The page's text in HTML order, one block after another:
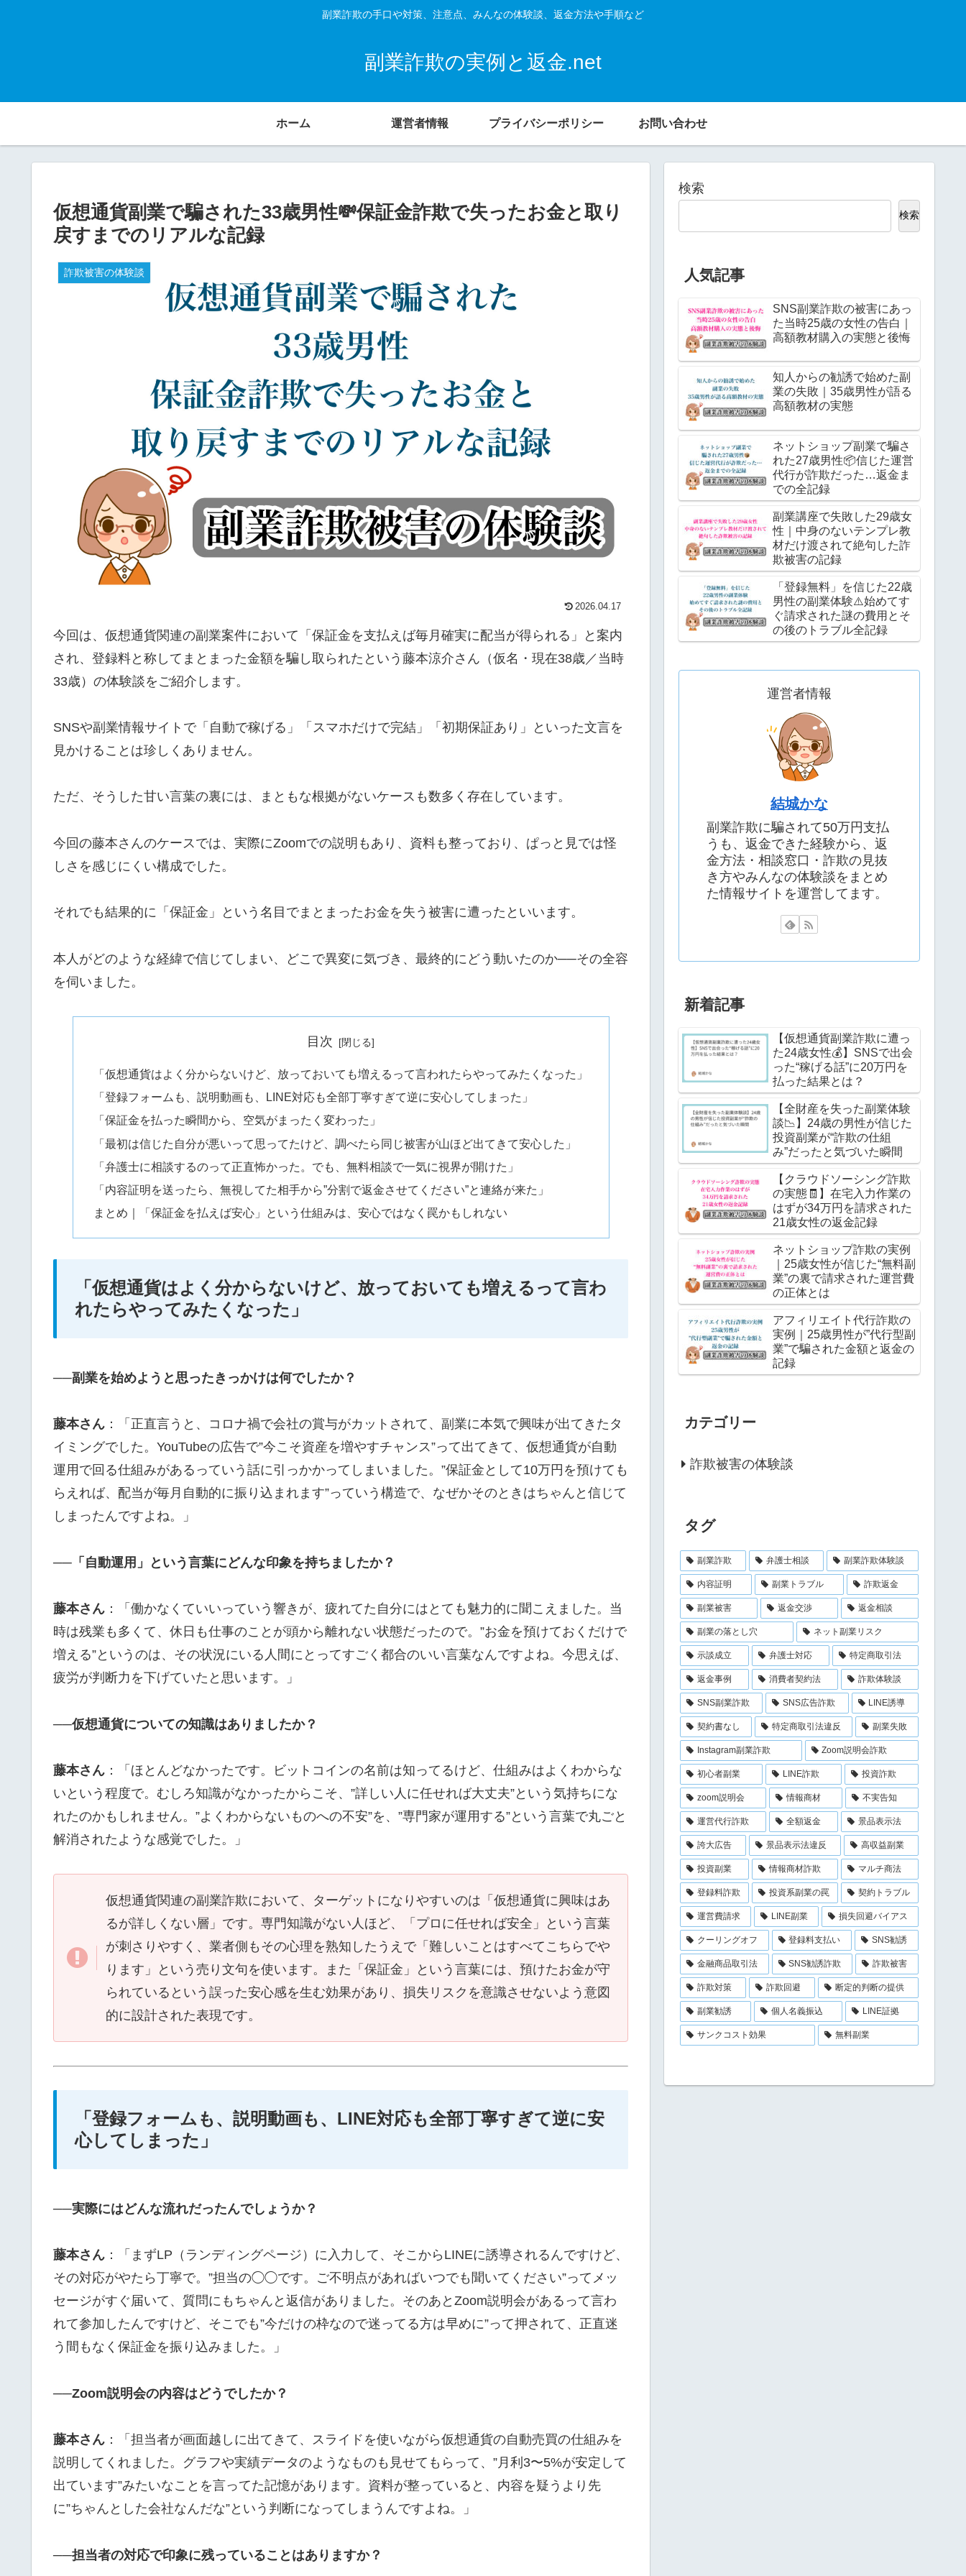
副業詐欺の手口や対策、注意点、みんなの体験談、返金方法や手順など
副業詐欺の実例と返金.net
ホーム 運営者情報 プライバシーポリシー お問い合わせ
仮想通貨副業で騙された33歳男性💸保証金詐欺で失ったお金と取り
戻すまでのリアルな記録
詐欺被害の体験談
2026.04.17
今回は、仮想通貨関連の副業案件において「保証金を支払えば毎月確実に配当が得られる」と案内
され、登録料と称してまとまった金額を騙し取られたという藤本涼介さん（仮名・現在38歳／当時
33歳）の体験談をご紹介します。
SNSや副業情報サイトで「自動で稼げる」「スマホだけで完結」「初期保証あり」といった文言を
見かけることは珍しくありません。
ただ、そうした甘い言葉の裏には、まともな根拠がないケースも数多く存在しています。
今回の藤本さんのケースでは、実際にZoomでの説明もあり、資料も整っており、ぱっと見では怪
しさを感じにくい構成でした。
それでも結果的に「保証金」という名目でまとまったお金を失う被害に遭ったといいます。
本人がどのような経緯で信じてしまい、どこで異変に気づき、最終的にどう動いたのか──その全容
を伺いました。
目次
「仮想通貨はよく分からないけど、放っておいても増えるって言われたらやってみたくなった」
「登録フォームも、説明動画も、LINE対応も全部丁寧すぎて逆に安心してしまった」
「保証金を払った瞬間から、空気がまったく変わった」
「最初は信じた自分が悪いって思ってたけど、調べたら同じ被害が山ほど出てきて安心した」
「弁護士に相談するのって正直怖かった。でも、無料相談で一気に視界が開けた」
「内容証明を送ったら、無視してた相手から”分割で返金させてください”と連絡が来た」
まとめ｜「保証金を払えば安心」という仕組みは、安心ではなく罠かもしれない
「仮想通貨はよく分からないけど、放っておいても増えるって言わ
れたらやってみたくなった」
──副業を始めようと思ったきっかけは何でしたか？
藤本さん ：「正直言うと、コロナ禍で会社の賞与がカットされて、副業に本気で興味が出てきたタ
イミングでした。YouTubeの広告で”今こそ資産を増やすチャンス”って出てきて、仮想通貨が自動
運用で回る仕組みがあるっていう話に引っかかってしまいました。”保証金として10万円を預けても
らえれば、配当が毎月自動的に振り込まれます”っていう構造で、なぜかそのときはちゃんと信じて
しまったんですよね。」
──「自動運用」という言葉にどんな印象を持ちましたか？
藤本さん ：「働かなくていいっていう響きが、疲れてた自分にはとても魅力的に聞こえました。当
時は残業も多くて、休日も仕事のことが頭から離れない状態だったので。”お金を預けておくだけで
増える”というのは、その状況にいる人間にとってすごく都合のいい言葉なんですよね。今思えば、
疲労が判断力を下げていたと思います。」
──仮想通貨についての知識はありましたか？
藤本さん ：「ほとんどなかったです。ビットコインの名前は知ってるけど、仕組みはよくわからな
いという程度で。むしろ知識がなかったからこそ、”詳しい人に任せれば大丈夫”という気持ちにな
れたのかもしれません。”よくわからないものへの不安”を、”専門家が運用する”という言葉で丸ごと
解消されたような感覚でした。」
仮想通貨関連の副業詐欺において、ターゲットになりやすいのは「仮想通貨に興味はあ
るが詳しくない層」です。専門知識がない人ほど、「プロに任せれば安全」という言葉
が刺さりやすく、業者側もその心理を熟知したうえで「難しいことはすべてこちらでや
ります」という売り文句を使います。また「保証金」という言葉には、預けたお金が守
られているという誤った安心感を生む効果があり、損失リスクを意識させないよう意図
的に設計された表現です。
「登録フォームも、説明動画も、LINE対応も全部丁寧すぎて逆に安
心してしまった」
──実際にはどんな流れだったんでしょうか？
藤本さん ：「まずLP（ランディングページ）に入力して、そこからLINEに誘導されるんですけど、
その対応がやたら丁寧で。”担当の◯◯です。ご不明点があればいつでも聞いてください”ってメッ
セージがすぐ届いて、質問にもちゃんと返信がありました。そのあとZoom説明会があるって言わ
れて参加したんですけど、そこでも”今だけの枠なので迷ってる方は早めに”って押されて、正直迷
う間もなく保証金を振り込みました。」
──Zoom説明会の内容はどうでしたか？
藤本さん ：「担当者が画面越しに出てきて、スライドを使いながら仮想通貨の自動売買の仕組みを
説明してくれました。グラフや実績データのようなものも見せてもらって、”月利3〜5%が安定して
出ています”みたいなことを言ってた記憶があります。資料が整っていると、内容を疑うより先
に”ちゃんとした会社なんだな”という判断になってしまうんですよね。」
──担当者の対応で印象に残っていることはありますか？
検索
検索
人気記事
SNS副業詐欺の被害にあっ
た当時25歳の女性の告白｜
高額教材購入の実態と後悔
知人からの勧誘で始めた副
業の失敗｜35歳男性が語る
高額教材の実態
ネットショップ副業で騙さ
れた27歳男性📦信じた運営
代行が詐欺だった…返金ま
での全記録
副業講座で失敗した29歳女
性｜中身のないテンプレ教
材だけ渡されて絶句した詐
欺被害の記録
「登録無料」を信じた22歳
男性の副業体験⚠️始めてす
ぐ請求された謎の費用とそ
の後のトラブル全記録
運営者情報
結城かな
副業詐欺に騙されて50万円支払
うも、返金できた経験から、返
金方法・相談窓口・詐欺の見抜
き方やみんなの体験談をまとめ
た情報サイトを運営してます。
新着記事
【仮想通貨副業詐欺に遭っ
た24歳女性💰】SNSで出会
った“稼げる話”に20万円を
払った結果とは？
【全財産を失った副業体験
談📉】24歳の男性が信じた
投資副業が“詐欺の仕組
み”だったと気づいた瞬間
【クラウドソーシング詐欺
の実態🧾】在宅入力作業の
はずが34万円を請求された
21歳女性の返金記録
ネットショップ詐欺の実例
｜25歳女性が信じた“無料副
業”の裏で請求された運営費
の正体とは
アフィリエイト代行詐欺の
実例｜25歳男性が”代行型副
業”で騙された金額と返金の
記録
カテゴリー
詐欺被害の体験談
タグ
副業詐欺 弁護士相談 副業詐欺体験談
内容証明 副業トラブル 詐欺返金
副業被害 返金交渉 返金相談
副業の落とし穴 ネット副業リスク
示談成立 弁護士対応 特定商取引法
返金事例 消費者契約法 詐欺体験談
SNS副業詐欺 SNS広告詐欺 LINE誘導
契約書なし 特定商取引法違反 副業失敗
Instagram副業詐欺 Zoom説明会詐欺
初心者副業 LINE詐欺 投資詐欺
zoom説明会 情報商材 不実告知
運営代行詐欺 全額返金 景品表示法
誇大広告 景品表示法違反 高収益副業
投資副業 情報商材詐欺 マルチ商法
登録料詐欺 投資系副業の罠 契約トラブル
運営費請求 LINE副業 損失回避バイアス
クーリングオフ 登録料支払い SNS勧誘
金融商品取引法 SNS勧誘詐欺 詐欺被害
詐欺対策 詐欺回避 断定的判断の提供
副業勧誘 個人名義振込 LINE証拠
サンクコスト効果 無料副業